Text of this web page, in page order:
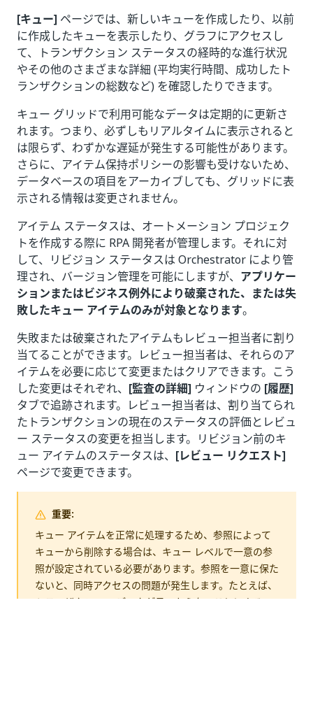
[キュー] ページでは、新しいキューを作成したり、以前
に作成したキューを表示したり、グラフにアクセスし
て、トランザクション ステータスの経時的な進行状況
やその他のさまざまな詳細 (平均実行時間、成功したト
ランザクションの総数など) を確認したりできます。
キュー グリッドで利用可能なデータは定期的に更新さ
れます。つまり、必ずしもリアルタイムに表示されると
は限らず、わずかな遅延が発生する可能性があります。
さらに、アイテム保持ポリシーの影響も受けないため、
データベースの項目をアーカイブしても、グリッドに表
示される情報は変更されません。
アイテム ステータスは、オートメーション プロジェク
トを作成する際に RPA 開発者が管理します。それに対
して、リビジョン ステータスは Orchestrator により管
理され、バージョン管理を可能にしますが、 アプリケー
ションまたはビジネス例外により破棄された、または失
敗したキュー アイテムのみが対象となります。
失敗または破棄されたアイテムもレビュー担当者に割り
当てることができます。レビュー担当者は、それらのア
イテムを必要に応じて変更またはクリアできます。こう
した変更はそれぞれ、 [監査の詳細] ウィンドウの [履歴]
タブで追跡されます。レビュー担当者は、割り当てられ
たトランザクションの現在のステータスの評価とレビュ
ー ステータスの変更を担当します。リビジョン前のキ
ュー アイテムのステータスは、 [レビュー リクエスト]
ページで変更できます。
重要:
キュー アイテムを正常に処理するため、参照によって
キューから削除する場合は、キュー レベルで一意の参
照が設定されている必要があります。参照を一意に保た
ないと、同時アクセスの問題が発生します。たとえば、
トランザクション データが見つからないことによるエ